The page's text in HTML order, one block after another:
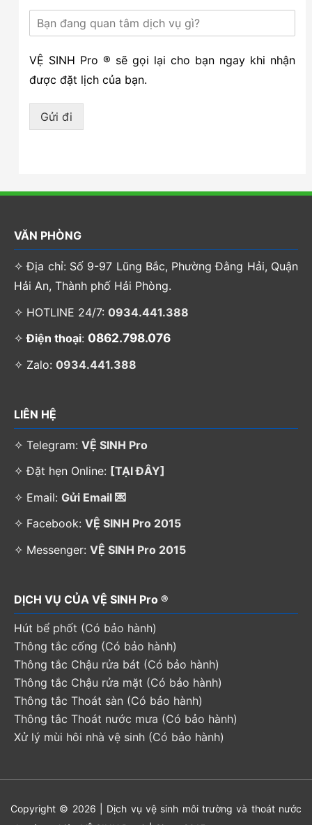
VỆ SINH Pro ® sẽ gọi lại cho bạn ngay khi nhận
được đặt lịch của bạn.
Gửi đi
VĂN PHÒNG
✧ Địa chỉ: Số 9-97 Lũng Bắc, Phường Đằng Hải, Quận
Hải An, Thành phố Hải Phòng.
✧ HOTLINE 24/7: 0934.441.388
✧Điện thoại: 0862.798.076
✧ Zalo: 0934.441.388
LIÊN HỆ
✧ Telegram: VỆ SINH Pro
✧ Đặt hẹn Online: [TẠI ĐÂY]
✧ Email: Gửi Email 💌
✧ Facebook: VỆ SINH Pro 2015
✧ Messenger: VỆ SINH Pro 2015
DỊCH VỤ CỦA VỆ SINH Pro ®
Hút bể phốt (Có bảo hành)
Thông tắc cống (Có bảo hành)
Thông tắc Chậu rửa bát (Có bảo hành)
Thông tắc Chậu rửa mặt (Có bảo hành)
Thông tắc Thoát sàn (Có bảo hành)
Thông tắc Thoát nước mưa (Có bảo hành)
Xử lý mùi hôi nhà vệ sinh (Có bảo hành)
Copyright © 2026 | Dịch vụ vệ sinh môi trường và thoát nước